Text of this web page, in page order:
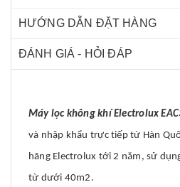
HƯỚNG DẪN ĐẶT HÀNG
ĐÁNH GIÁ - HỎI ĐÁP
Máy lọc không khí Electrolux
và nhập khẩu trực tiếp từ Hàn
hãng Electrolux tới 2 năm, sử
từ dưới 40m2.